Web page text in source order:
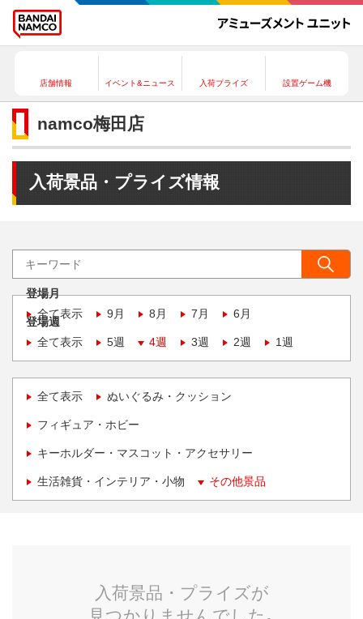
店舗情報 イベント&ニュース 入荷プライズ 設置ゲーム機
namco梅田店
入荷景品・プライズ情報
登場月
全て表示
9月 8月 7月 6月
登場週
全て表示
5週 4週 3週 2週 1週
全て表示 ぬいぐるみ・クッション
フィギュア・ホビー
キーホルダー・マスコット・アクセサリー
生活雑貨・インテリア・小物 その他景品